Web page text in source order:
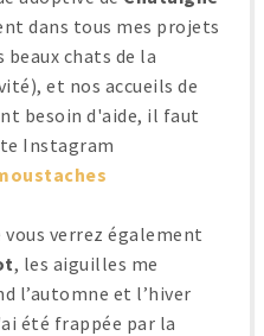
dans tous mes projets
beaux chats de la
et nos accueils de
besoin d'aide, il faut
Instagram
vous verrez également
, les aiguilles me
l’automne et l’hiver
été frappée par la